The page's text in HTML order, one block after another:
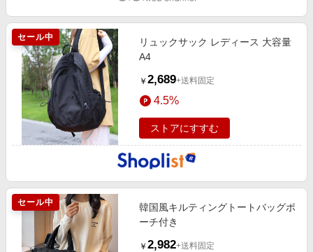
セール中
リュックサック レディース 大容量
A4
￥ 2,689+送料固定
4.5%
ストアにすすむ
セール中
韓国風キルティングトートバッグポ
ーチ付き
￥ 2,982+送料固定